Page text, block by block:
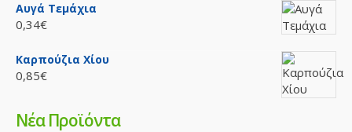
Αυγά Τεμάχια
0,34€
Καρπούζια Χίου
0,85€
Νέα Προϊόντα